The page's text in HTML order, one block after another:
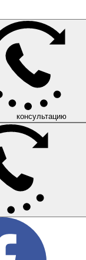
консультацию